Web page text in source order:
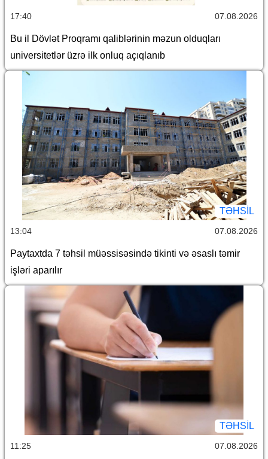
17:40 07.08.2026
Bu il Dövlət Proqramı qaliblərinin məzun olduqları
universitetlər üzrə ilk onluq açıqlanıb
TƏHSIL
13:04 07.08.2026
Paytaxtda 7 təhsil müəssisəsində tikinti və əsaslı təmir
işləri aparılır
TƏHSIL
11:25 07.08.2026